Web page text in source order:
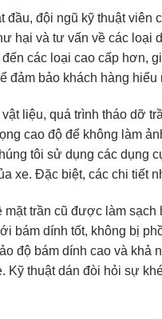
đầu, đội ngũ kỹ thuật viên
hại và tư vấn về các loại
các loại cao cấp hơn,
đảm bảo khách hàng
vật liệu, quá trình tháo dỡ
cao độ để không làm
tôi sử dụng các dụng
xe. Đặc biệt, các chi tiết
mặt trần cũ được làm
bám dính tốt, không bị
độ bám dính cao và khả
Kỹ thuật dán đòi hỏi sự